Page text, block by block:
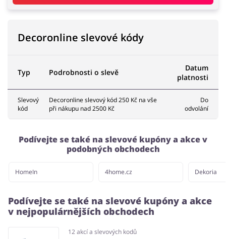
Decoronline slevové kódy
Typ Podrobnosti o slevě
Datum
platnosti
Slevový
kód
Decoronline slevový kód 250 Kč na vše
při nákupu nad 2500 Kč
Do
odvolání
Podívejte se také na slevové kupóny a akce v
podobných obchodech
HomeIn 4home.cz Dekoria
Podívejte se také na slevové kupóny a akce
v nejpopulárnějších obchodech
12 akcí a slevových kodů